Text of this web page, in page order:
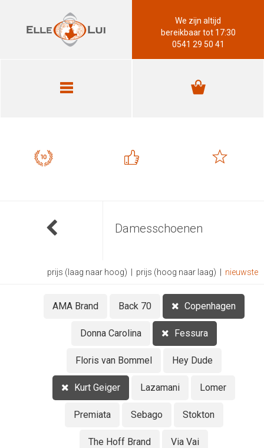
We zijn altijd
bereikbaar tot 17:30
0541 29 50 41
Damesschoenen
prijs (laag naar hoog) prijs (hoog naar laag) nieuwste
AMA Brand Back 70 Copenhagen
Donna Carolina Fessura
Floris van Bommel Hey Dude
Kurt Geiger Lazamani Lomer
Premiata Sebago Stokton
The Hoff Brand Via Vai